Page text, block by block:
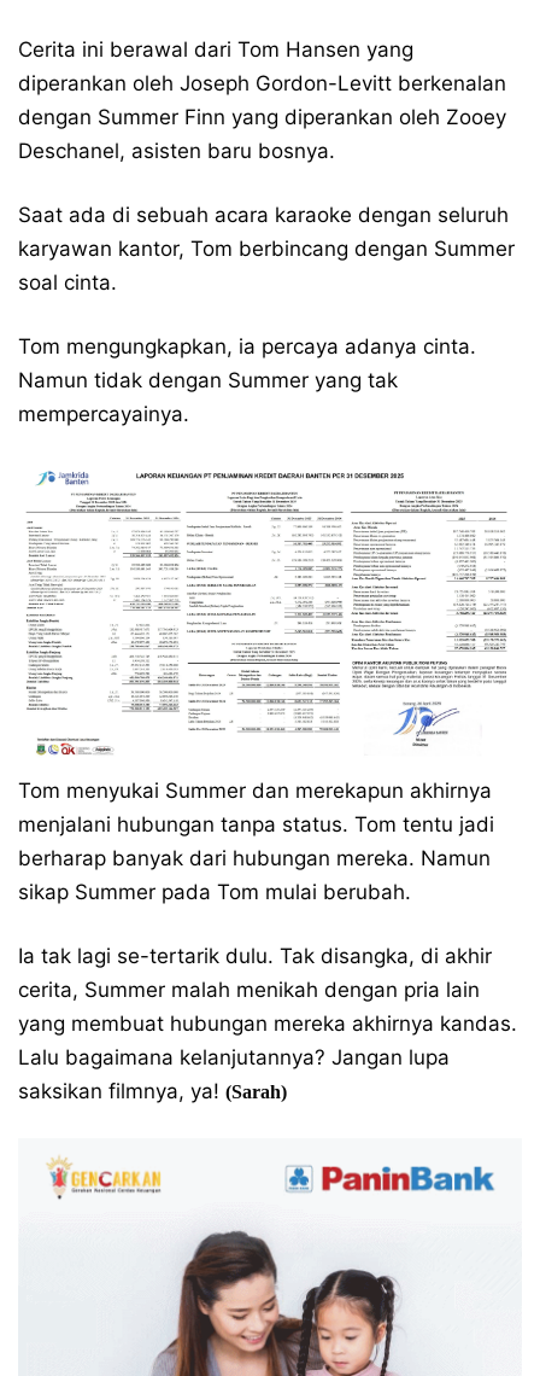
Cerita ini berawal dari Tom Hansen yang
diperankan oleh Joseph Gordon-Levitt berkenalan
dengan Summer Finn yang diperankan oleh Zooey
Deschanel, asisten baru bosnya.
Saat ada di sebuah acara karaoke dengan seluruh
karyawan kantor, Tom berbincang dengan Summer
soal cinta.
Tom mengungkapkan, ia percaya adanya cinta.
Namun tidak dengan Summer yang tak
mempercayainya.
Tom menyukai Summer dan merekapun akhirnya
menjalani hubungan tanpa status. Tom tentu jadi
berharap banyak dari hubungan mereka. Namun
sikap Summer pada Tom mulai berubah.
Ia tak lagi se-tertarik dulu. Tak disangka, di akhir
cerita, Summer malah menikah dengan pria lain
yang membuat hubungan mereka akhirnya kandas.
Lalu bagaimana kelanjutannya? Jangan lupa
saksikan filmnya, ya! (Sarah)